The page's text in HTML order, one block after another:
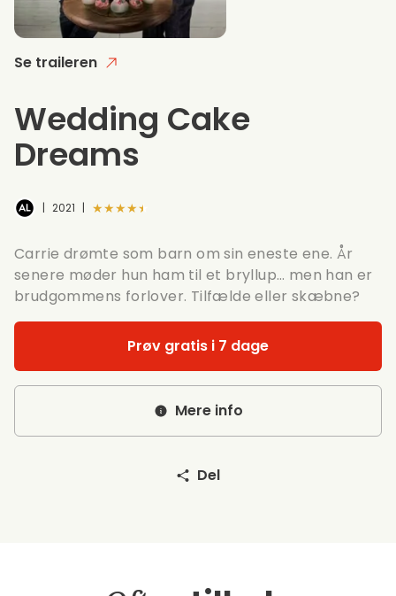
Se traileren
Wedding Cake
Dreams
| 2021 | ★★★★★
Carrie drømte som barn om sin eneste ene. År
senere møder hun ham til et bryllup… men han er
brudgommens forlover. Tilfælde eller skæbne?
Prøv gratis i 7 dage
Mere info
Del